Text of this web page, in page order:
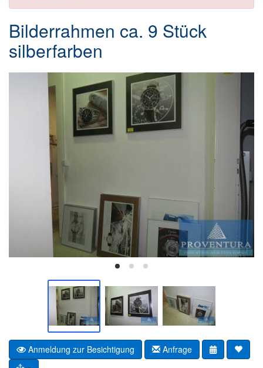
Bilderrahmen ca. 9 Stück
silberfarben
Anmeldung zur Besichtigung Anfrage